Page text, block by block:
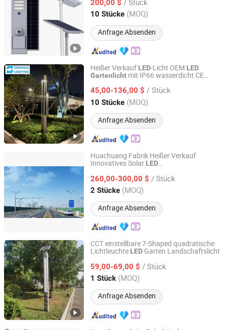
200,00 $ / Stück
10 Stücke (MOQ)
Anfrage Absenden
Jiangsu, China Seit 2022
Heißer Verkauf LED-Licht OEM LED
Gartenlicht mit IP66 wasserdicht CE
Bollard Post TopLEDRasenlampe
Landschaft 25W 30W 50W 60W
45,00-136,00 $ / Stück
10 Stücke (MOQ)
Anfrage Absenden
HangZhou ZhongMing PhotoElectricity Co.,Ltd.
Zhejiang, China Seit 2024
Huachuang Fabrik Heißer Verkauf
Innovatives Solar LED
Pfosten Hochwertige Außenmodullampe
260,00-300,00 $ / Stück
2 Stücke (MOQ)
Anfrage Absenden
Chongqing Huachuang Intelligent Equipment Co., Ltd.
Chongqing, China Seit 2025
CCT einstellbare 7-Shaped quadratische
Lichtleuchte LED Garten Landschaftslicht
59,00-69,00 $ / Stück
1 Stück (MOQ)
Anfrage Absenden
Changzhou Xingchenzhiguang Lighting Technology Co.,
Ltd.
Jiangsu, China Seit 2025